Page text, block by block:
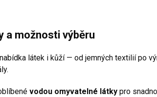
a možnosti výběru
látek i kůží — od jemných textilií po
vodou omyvatelné látky pro